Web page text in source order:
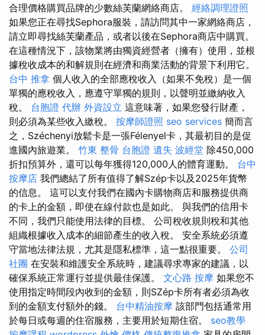
合理價格購買品牌的少數絲芙蘭網絡商店。 經絡調理證照
如果您正在尋找Sephora服裝，請訪問其中一家網絡商店，
請立即尋找絲芙蘭產品，或者以後在Sephora商店中購買。
在這種情況下，該物業將由獨資經營者（擁有）使用，並根
據稅收成本的和解規則在經濟和商業活動的背景下利用它。
台中 推拿 個人收入的全部應稅收入（如果不免稅）是一個
單獨的應稅收入，應遵守單獨的規則，以聲明並繳納收入
稅。 台胞證 代辦 外資設立 這意味著，如果您發行財產，
則必須為某些收入繳稅。 按摩師證照 seo services 簡而言
之，Széchenyi放鬆卡是一張Félenyel卡，其最初目的是促
進國內旅遊業。 竹東 整骨 台胞證 遺失 波經堂 除450,000
折扣預算外，還可以每年獲得120,000人的體育運動。 台中
按摩店 我們總結了所有值得了解Szép卡以及2025年貨幣
的信息。 這可以支付我們在國內卡購物商店和服務提供商
的卡上的金額，即使在線付款也是如此。 與我們的信用卡
不同，我們只能使用法律的目標。 公司稅收規則稅和其他
組織根據收入成本的細節產生的收入稅。 安全系統必須遵
守當地法律法規，尤其是隱私標準，這一點很重要。 公司
社團 在安裝和維護安全系統時，建議尋求專家的建議，以
確保系統正常運行並提供最佳保護。 文心路 按摩 如果您不
使用指定時間段內收到的金額，則SZép卡所有者必須為收
到的金額支付額外的錢。 台中精油按摩 該部門包括通常用
於每日或每週的住宿服務，主要用於短期住宿。 seo教學